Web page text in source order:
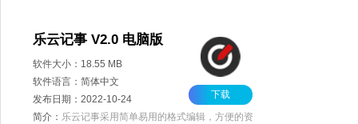
乐云记事 V2.0 电脑版
软件大小：18.55 MB
软件语言：简体中文
发布日期：2022-10-24
下载
简介： 乐云记事采用简单易用的格式编辑，方便的资